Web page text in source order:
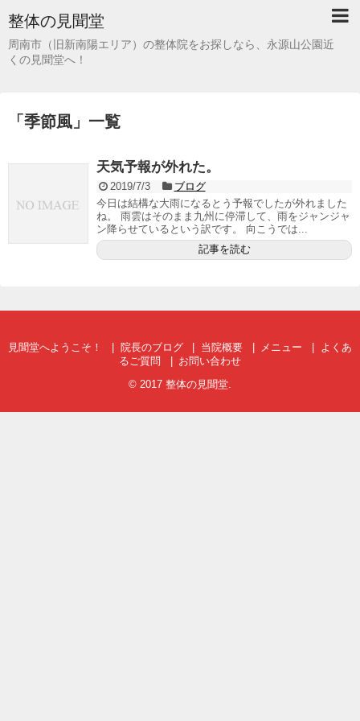
整体の見聞堂
周南市（旧新南陽エリア）の整体院をお探しなら、永源山公園近
くの見聞堂へ！
「 季節風 」 一覧
天気予報が外れた。
2019/7/3
ブログ
今日は結構な大雨になるとう予報でしたが外れました
ね。 雨雲はそのまま九州に停滞して、雨をジャンジャ
ン降らせているという訳です。 向こうでは...
記事を読む
見聞堂へようこそ！ 院長のブログ 当院概要 メニュー
よくあ
るご質問
お問い合わせ
© 2017 整体の見聞堂.